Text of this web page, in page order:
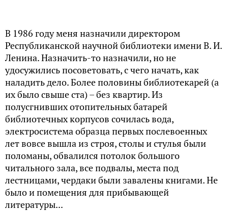
В 1986 году меня назначили директором
Республиканской научной библиотеки имени В. И.
Ленина. Назначить-то назначили, но не
удосужились посоветовать, с чего начать, как
наладить дело. Более половины библиотекарей (а
их было свыше ста) – без квартир. Из
полусгнивших отопительных батарей
библиотечных корпусов сочилась вода,
электросистема образца первых послевоенных
лет вовсе вышла из строя, столы и стулья были
поломаны, обвалился потолок большого
читального зала, все подвалы, места под
лестницами, чердаки были завалены книгами. Не
было и помещения для прибывающей
литературы...